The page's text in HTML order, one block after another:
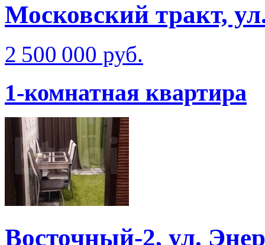
Московский тракт,
2 500 000 руб.
1-комнатная квартира
Восточный-2, ул.